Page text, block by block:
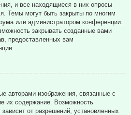
и все находящиеся в них опросы
Темы могут быть закрыты по многим
или администратором конференции.
закрывать созданные вами
предоставленных вам
авторами изображения, связанные с
их содержание. Возможность
от разрешений, установленных